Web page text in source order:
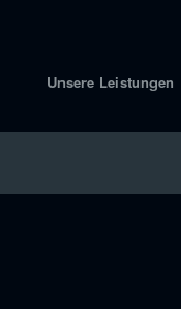
Unsere Leistungen